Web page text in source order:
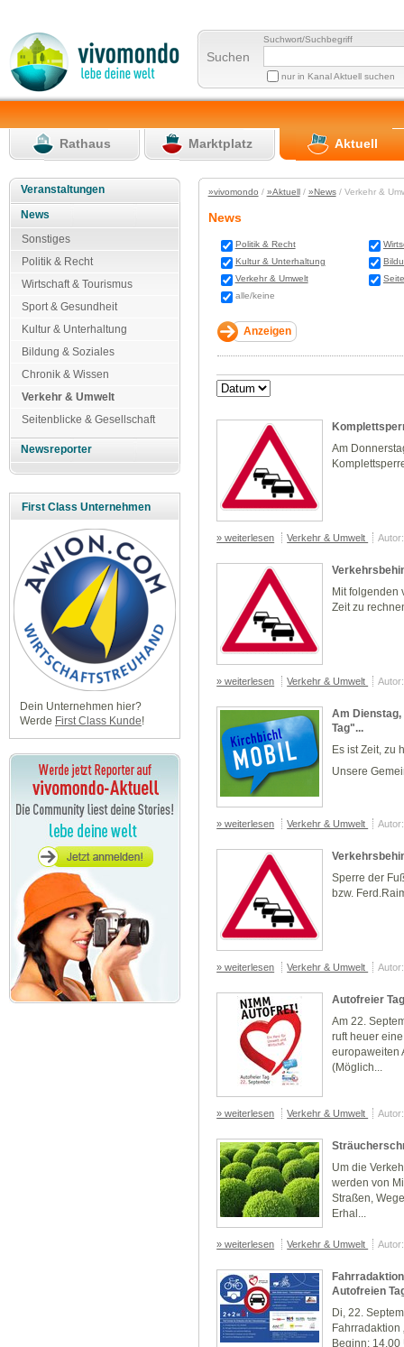
Suchen
Suchwort/Suchbegriff
nur in Kanal Aktuell suchen
Rathaus Marktplatz Aktuell
Veranstaltungen
News
Sonstiges
Politik & Recht
Wirtschaft & Tourismus
Sport & Gesundheit
Kultur & Unterhaltung
Bildung & Soziales
Chronik & Wissen
Verkehr & Umwelt
Seitenblicke & Gesellschaft
Newsreporter
First Class Unternehmen
Dein Unternehmen hier?
Werde First Class Kunde!
»vivomondo / »Aktuell/ »News/ Verkehr &
News
Politik & Recht
Kultur & Unterhaltung
Verkehr & Umwelt
alle/keine
Am
» weiterlesen Verkehr & Umwelt
Mit folgenden
Zeit zu
» weiterlesen Verkehr & Umwelt
Am
Tag"...
Es ist Zeit, zu
Unsere
» weiterlesen Verkehr & Umwelt
Sperre der
bzw.
» weiterlesen Verkehr & Umwelt
Autofreier
Am 22.
ruft heuer
europaweiten
(Möglich...
» weiterlesen Verkehr & Umwelt
Um die
werden von
Straßen,
Erhal...
» weiterlesen Verkehr & Umwelt
Autofreien
Di, 22.
Fahrradaktion
Beginn: 14.00